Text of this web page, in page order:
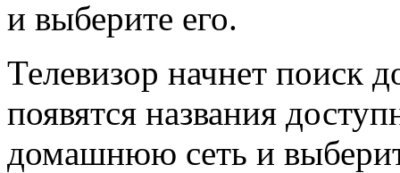
и выберите его.
Телевизор начнет поиск
появятся названия
домашнюю сеть и